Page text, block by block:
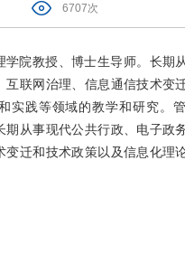
6707次
学院教授、博士生导师。长期
互联网治理、信息通信技术变
实践等领域的教学和研究。
期从事现代公共行政、电子政
变迁和技术政策以及信息化理